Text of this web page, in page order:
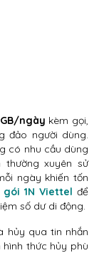
ngày kèm gọi,
đảo người dùng.
có nhu cầu dùng
xuyên sử
ngày khiến tốn
gói 1N Viettel để
số dư di động.
hủy qua tin nhắn
thức hủy phù